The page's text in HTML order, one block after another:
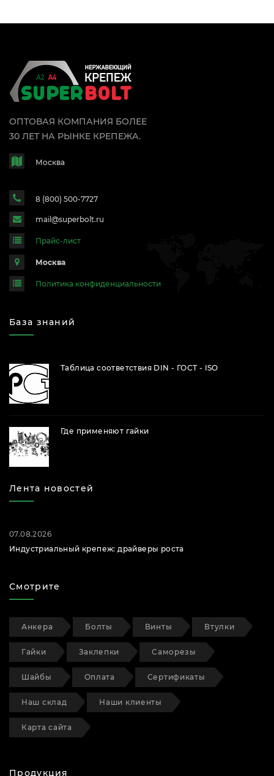
ОПТОВАЯ КОМПАНИЯ БОЛЕЕ
30 ЛЕТ НА РЫНКЕ КРЕПЕЖА.
Москва
8 (800) 500-7727
mail@superbolt.ru
Прайс-лист
Москва
Политика конфиденциальности
База знаний
Таблица соответствия DIN - ГОСТ - ISO
Где применяют гайки
Лента новостей
07.08.2026
Индустриальный крепеж: драйверы роста
Смотрите
Анкера Болты Винты Втулки
Гайки Заклепки Саморезы
Шайбы Оплата Сертификаты
Наш склад Наши клиенты
Карта сайта
Продукция